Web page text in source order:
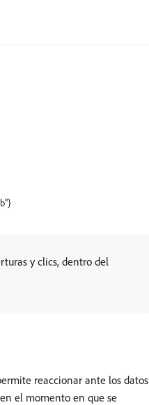
y clics, dentro del
reaccionar ante los datos
el momento en que se